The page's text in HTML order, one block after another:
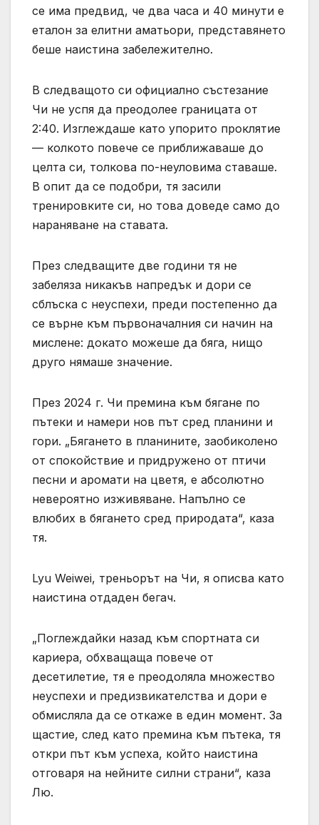
се има предвид, че два часа и 40 минути е
еталон за елитни аматьори, представянето
беше наистина забележително.
В следващото си официално състезание
Чи не успя да преодолее границата от
2:40. Изглеждаше като упорито проклятие
— колкото повече се приближаваше до
целта си, толкова по-неуловима ставаше.
В опит да се подобри, тя засили
тренировките си, но това доведе само до
нараняване на ставата.
През следващите две години тя не
забеляза никакъв напредък и дори се
сблъска с неуспехи, преди постепенно да
се върне към първоначалния си начин на
мислене: докато можеше да бяга, нищо
друго нямаше значение.
През 2024 г. Чи премина към бягане по
пътеки и намери нов път сред планини и
гори. „Бягането в планините, заобиколено
от спокойствие и придружено от птичи
песни и аромати на цветя, е абсолютно
невероятно изживяване. Напълно се
влюбих в бягането сред природата“, каза
тя.
Lyu Weiwei, треньорът на Чи, я описва като
наистина отдаден бегач.
„Поглеждайки назад към спортната си
кариера, обхващаща повече от
десетилетие, тя е преодоляла множество
неуспехи и предизвикателства и дори е
обмисляла да се откаже в един момент. За
щастие, след като премина към пътека, тя
откри път към успеха, който наистина
отговаря на нейните силни страни“, каза
Лю.